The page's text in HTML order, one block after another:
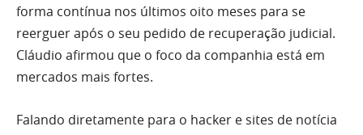
forma contínua nos últimos oito meses para se
reerguer após o seu pedido de recuperação judicial.
Cláudio afirmou que o foco da companhia está em
mercados mais fortes.
Falando diretamente para o hacker e sites de notícia